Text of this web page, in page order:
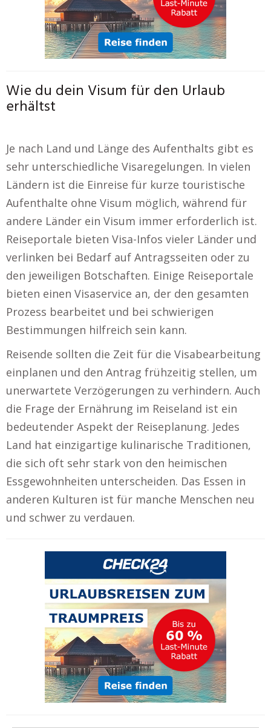
Wie du dein Visum für den Urlaub
erhältst
Je nach Land und Länge des Aufenthalts gibt es
sehr unterschiedliche Visaregelungen. In vielen
Ländern ist die Einreise für kurze touristische
Aufenthalte ohne Visum möglich, während für
andere Länder ein Visum immer erforderlich ist.
Reiseportale bieten Visa-Infos vieler Länder und
verlinken bei Bedarf auf Antragsseiten oder zu
den jeweiligen Botschaften. Einige Reiseportale
bieten einen Visaservice an, der den gesamten
Prozess bearbeitet und bei schwierigen
Bestimmungen hilfreich sein kann.
Reisende sollten die Zeit für die Visabearbeitung
einplanen und den Antrag frühzeitig stellen, um
unerwartete Verzögerungen zu verhindern. Auch
die Frage der Ernährung im Reiseland ist ein
bedeutender Aspekt der Reiseplanung. Jedes
Land hat einzigartige kulinarische Traditionen,
die sich oft sehr stark von den heimischen
Essgewohnheiten unterscheiden. Das Essen in
anderen Kulturen ist für manche Menschen neu
und schwer zu verdauen.